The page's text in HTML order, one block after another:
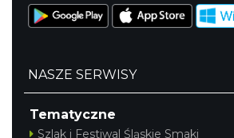
NASZE SERWISY
Tematyczne
Szlak i Festiwal Śląskie Smaki